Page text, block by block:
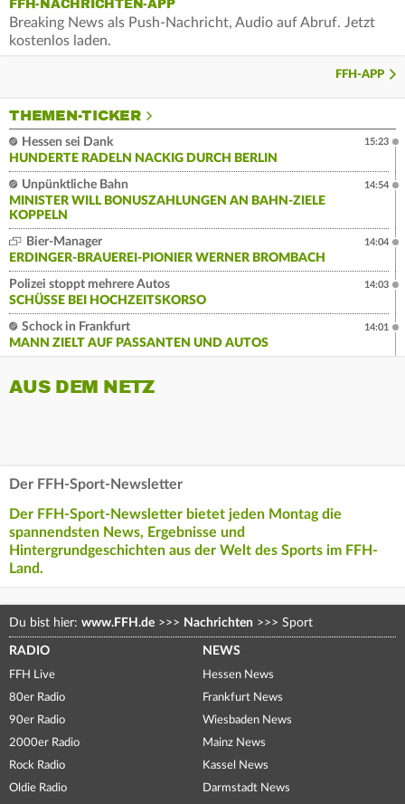
FFH-NACHRICHTEN-APP
Breaking News als Push-Nachricht, Audio auf Abruf. Jetzt
kostenlos laden.
FFH-APP
THEMEN-TICKER
Hessen sei Dank
HUNDERTE RADELN NACKIG DURCH BERLIN
15:23
Unpünktliche Bahn
MINISTER WILL BONUSZAHLUNGEN AN BAHN-ZIELE
KOPPELN
14:54
Bier-Manager
ERDINGER-BRAUEREI-PIONIER WERNER BROMBACH
14:04
Polizei stoppt mehrere Autos
SCHÜSSE BEI HOCHZEITSKORSO
14:03
Schock in Frankfurt
MANN ZIELT AUF PASSANTEN UND AUTOS
14:01
AUS DEM NETZ
Der FFH-Sport-Newsletter
Der FFH-Sport-Newsletter bietet jeden Montag die
spannendsten News, Ergebnisse und
Hintergrundgeschichten aus der Welt des Sports im FFH-
Land.
Du bist hier: www.FFH.de >>> Nachrichten >>> Sport
RADIO
FFH Live
80er Radio
90er Radio
2000er Radio
Rock Radio
Oldie Radio
NEWS
Hessen News
Frankfurt News
Wiesbaden News
Mainz News
Kassel News
Darmstadt News